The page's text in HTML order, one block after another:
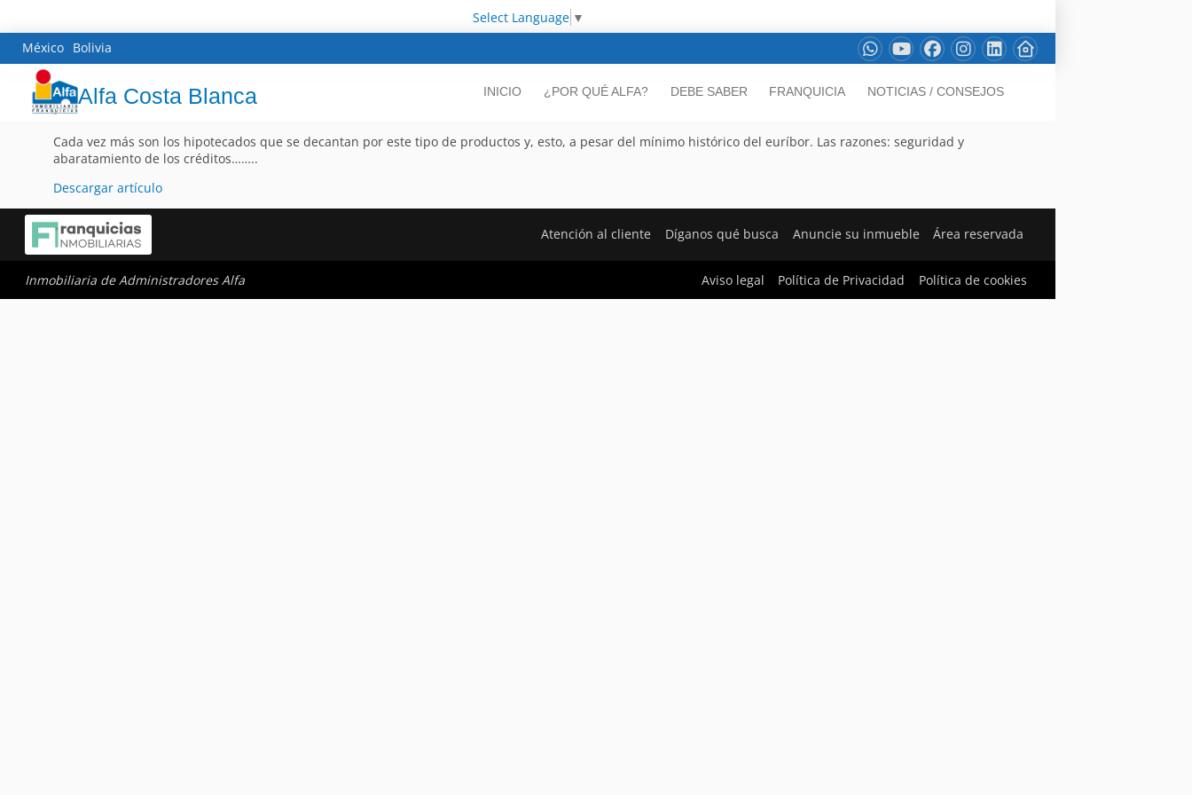
Select Language ▼
México Bolivia
Alfa Costa Blanca INICIO ¿POR QUÉ ALFA? DEBE SABER FRANQUICIA NOTICIAS / CONSEJOS
Cada vez más son los hipotecados que se decantan por este tipo de productos y, esto, a pesar del mínimo histórico del euríbor. Las razones: seguridad y
abaratamiento de los créditos……..
Descargar artículo
Atención al cliente Díganos qué busca Anuncie su inmueble Área reservada
Inmobiliaria de Administradores Alfa Aviso legal Política de Privacidad Política de cookies